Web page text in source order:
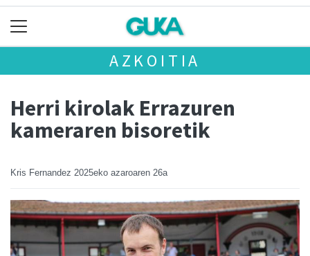
AZKOITIA
Herri kirolak Errazuren
kameraren bisoretik
Kris Fernandez 2025eko azaroaren 26a